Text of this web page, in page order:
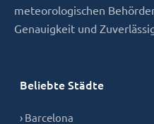
meteorologischen
Genauigkeit und
Beliebte Städte
› Barcelona